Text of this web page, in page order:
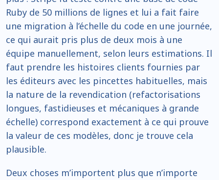
Ruby de 50 millions de lignes et lui a fait faire
une migration à l’échelle du code en une journée,
ce qui aurait pris plus de deux mois à une
équipe manuellement, selon leurs estimations. Il
faut prendre les histoires clients fournies par
les éditeurs avec les pincettes habituelles, mais
la nature de la revendication (refactorisations
longues, fastidieuses et mécaniques à grande
échelle) correspond exactement à ce qui prouve
la valeur de ces modèles, donc je trouve cela
plausible.
Deux choses m’importent plus que n’importe